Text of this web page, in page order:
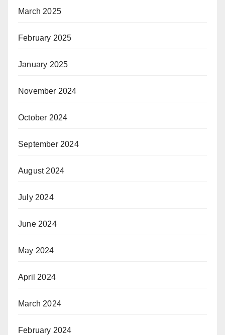
March 2025
February 2025
January 2025
November 2024
October 2024
September 2024
August 2024
July 2024
June 2024
May 2024
April 2024
March 2024
February 2024